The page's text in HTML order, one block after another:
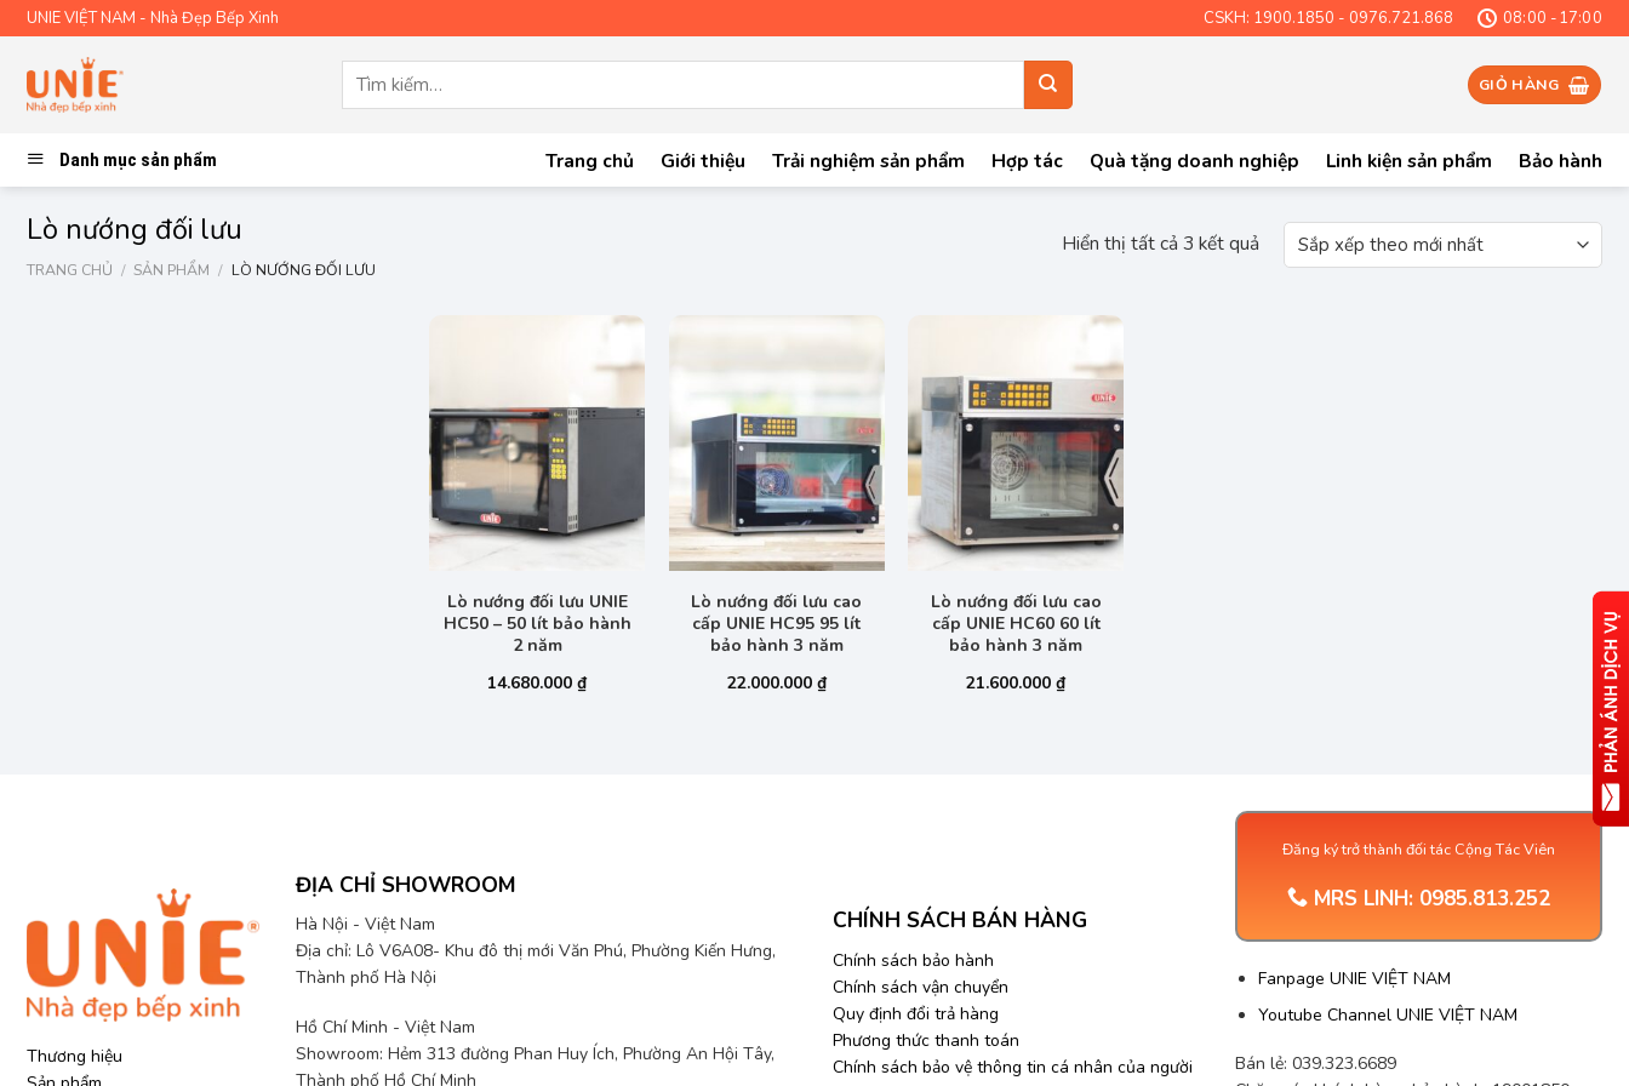
Skip
to
content
UNIE VIỆT NAM - Nhà Đẹp Bếp Xinh CSKH: 1900.1850 - 0976.721.868 08:00 -17:00
kiếm:
GIỎ HÀNG
Danh mục sản phẩm Trang chủ Giới thiệu Trải nghiệm sản phẩm Hợp tác Quà tặng doanh nghiệp Linh kiện sản phẩm Bảo hành
Lò nướng đối lưu
TRANG CHỦ / SẢN PHẨM / LÒ NƯỚNG ĐỐI LƯU
Hiển thị tất cả 3 kết quả
sắp
Lò nướng đối lưu UNIE
HC50 – 50 lít bảo hành
2 năm
14.680.000₫
+
Lò nướng đối lưu cao
cấp UNIE HC95 95 lít
bảo hành 3 năm
22.000.000 ₫
+
Lò nướng đối lưu cao
cấp UNIE HC60 60 lít
bảo hành 3 năm
21.600.000₫
Thương hiệu
ĐỊA CHỈ SHOWROOM
Hà Nội - Việt Nam
Địa chỉ: Lô V6A08- Khu đô thị mới Văn Phú, Phường Kiến Hưng,
Thành phố Hà Nội
Hồ Chí Minh - Việt Nam
Showroom: Hẻm 313 đường Phan Huy Ích, Phường An Hội Tây,
Thành phố Hồ Chí Minh
CHÍNH SÁCH BÁN HÀNG
Chính sách bảo hành
Chính sách vận chuyển
Quy định đổi trả hàng
Phương thức thanh toán
Chính sách bảo vệ thông tin cá nhân của người
Đăng ký trở thành đối tác Cộng Tác Viên
MRS LINH: 0985.813.252
Fanpage UNIE VIỆT NAM
Youtube Channel UNIE VIỆT NAM
Bán lẻ: 039.323.6689